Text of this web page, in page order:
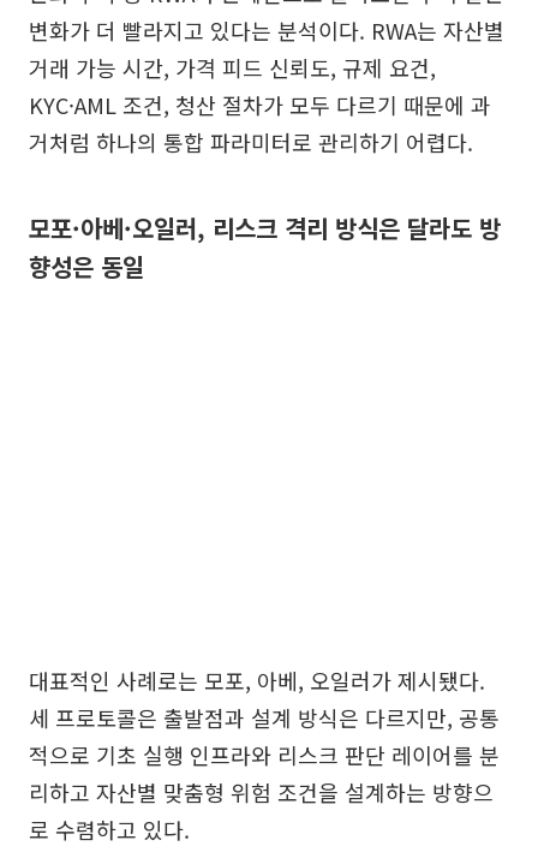
변화가 더 빨라지고 있다는 분석이다. RWA는 자산별
거래 가능 시간, 가격 피드 신뢰도, 규제 요건,
KYC·AML 조건, 청산 절차가 모두 다르기 때문에 과
거처럼 하나의 통합 파라미터로 관리하기 어렵다.
모포·아베·오일러, 리스크 격리 방식은 달라도 방
향성은 동일
대표적인 사례로는 모포, 아베, 오일러가 제시됐다.
세 프로토콜은 출발점과 설계 방식은 다르지만, 공통
적으로 기초 실행 인프라와 리스크 판단 레이어를 분
리하고 자산별 맞춤형 위험 조건을 설계하는 방향으
로 수렴하고 있다.